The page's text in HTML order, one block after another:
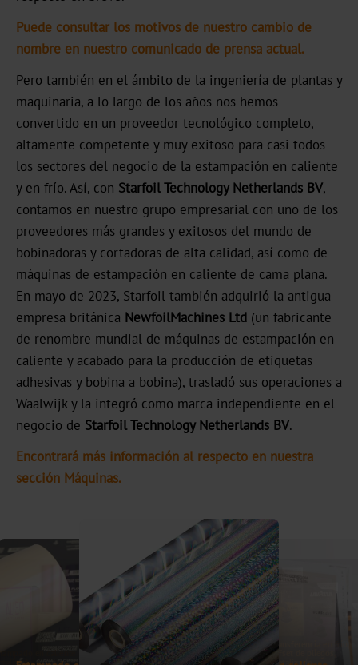
MX-
PRO
GDN
Versatile
Graphical
GHN
HX
UB
Textured
Graphical
UBH
BBN
Printable
CBH
CB
Puede consultar los motivos de nuestro cambio de
nombre en nuestro comunicado de prensa actual.
Pero también en el ámbito de la ingeniería de plantas y
maquinaria, a lo largo de los años nos hemos
convertido en un proveedor tecnológico completo,
altamente competente y muy exitoso para casi todos
los sectores del negocio de la estampación en caliente
y en frío. Así, con Starfoil Technology Netherlands BV,
contamos en nuestro grupo empresarial con uno de los
proveedores más grandes y exitosos del mundo de
bobinadoras y cortadoras de alta calidad, así como de
máquinas de estampación en caliente de cama plana.
En mayo de 2023, Starfoil también adquirió la antigua
empresa británica NewfoilMachines Ltd (un fabricante
de renombre mundial de máquinas de estampación en
caliente y acabado para la producción de etiquetas
adhesivas y bobina a bobina), trasladó sus operaciones a
Waalwijk y la integró como marca independiente en el
negocio de Starfoil Technology Netherlands BV.
Encontrará más información al respecto en nuestra
sección Máquinas.
Estampado en caliente
Transferencia en frío,
Transferencia en frío,
offset de pliegos,
holográfico
banda estrecha,
metalizada